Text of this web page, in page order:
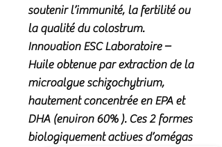
soutenir l’immunité, la fertilité ou
la qualité du colostrum.
Innovation ESC Laboratoire –
Huile obtenue par extraction de la
microalgue schizochytrium,
hautement concentrée en EPA et
DHA (environ 60% ). Ces 2 formes
biologiquement actives d’omégas